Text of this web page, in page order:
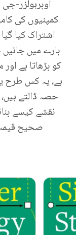
اوبرہولزر-
کمپنیوں کی
اشتراک کیا
بارے میں
کو بڑھاتا ہے
ہے، یہ کس طرح
حصہ ڈالتے
نقشے کیسے
صحیح